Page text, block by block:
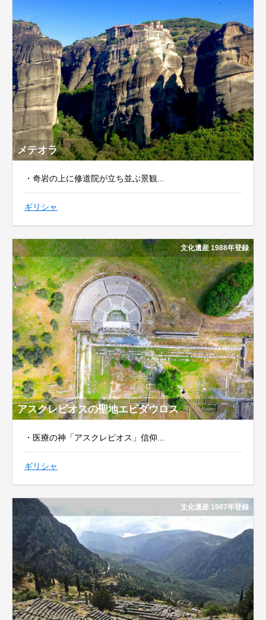
メテオラ
・奇岩の上に修道院が立ち並ぶ景観...
ギリシャ
アスクレピオスの聖地エピダウロス
文化遺産 1988年登録
・医療の神「アスクレピオス」信仰...
ギリシャ
文化遺産 1987年登録